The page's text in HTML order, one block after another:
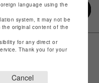
language using the
system, it may not be
the original content of the
for any direct or
Thank you for your
Cancel